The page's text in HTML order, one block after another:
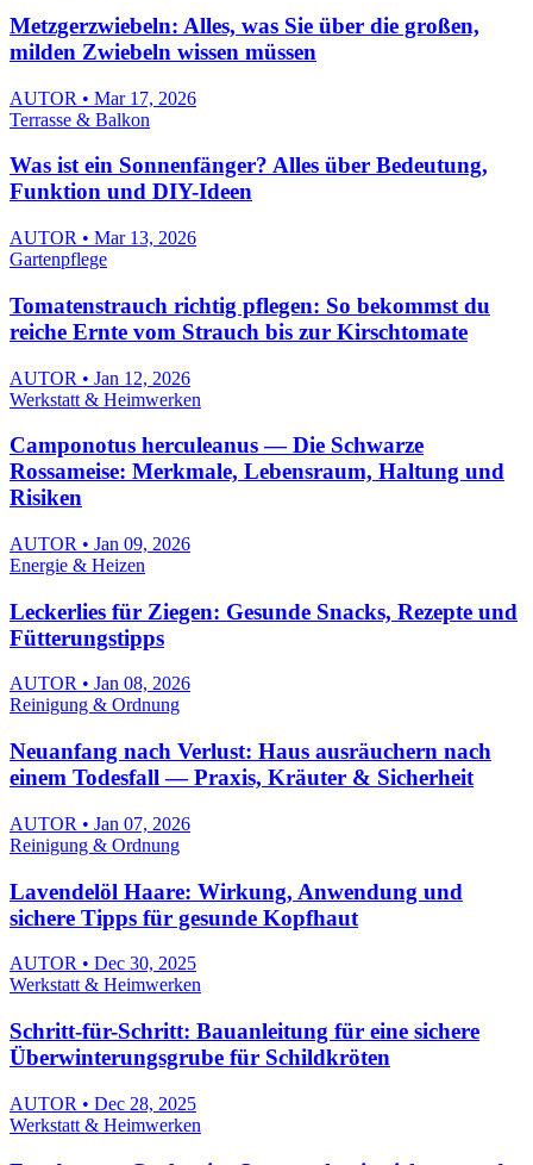
Metzgerzwiebeln: Alles, was Sie über die großen,
milden Zwiebeln wissen müssen
AUTOR • Mar 17, 2026
Terrasse & Balkon
Was ist ein Sonnenfänger? Alles über Bedeutung,
Funktion und DIY-Ideen
AUTOR • Mar 13, 2026
Gartenpflege
Tomatenstrauch richtig pflegen: So bekommst du
reiche Ernte vom Strauch bis zur Kirschtomate
AUTOR • Jan 12, 2026
Werkstatt & Heimwerken
Camponotus herculeanus — Die Schwarze
Rossameise: Merkmale, Lebensraum, Haltung und
Risiken
AUTOR • Jan 09, 2026
Energie & Heizen
Leckerlies für Ziegen: Gesunde Snacks, Rezepte und
Fütterungstipps
AUTOR • Jan 08, 2026
Reinigung & Ordnung
Neuanfang nach Verlust: Haus ausräuchern nach
einem Todesfall — Praxis, Kräuter & Sicherheit
AUTOR • Jan 07, 2026
Reinigung & Ordnung
Lavendelöl Haare: Wirkung, Anwendung und
sichere Tipps für gesunde Kopfhaut
AUTOR • Dec 30, 2025
Werkstatt & Heimwerken
Schritt-für-Schritt: Bauanleitung für eine sichere
Überwinterungsgrube für Schildkröten
AUTOR • Dec 28, 2025
Werkstatt & Heimwerken